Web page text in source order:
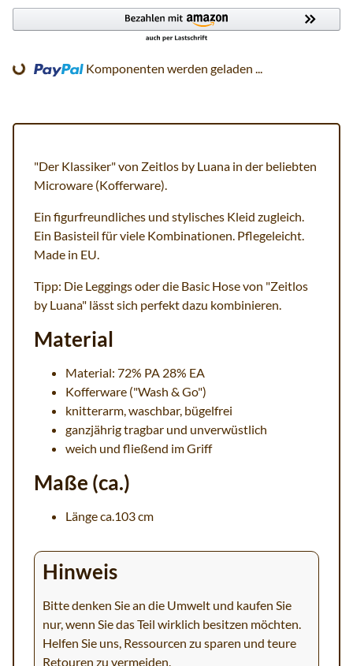
Komponenten werden geladen ...
"Der Klassiker" von Zeitlos by Luana in der beliebten
Microware (Kofferware).
Ein figurfreundliches und stylisches Kleid zugleich.
Ein Basisteil für viele Kombinationen. Pflegeleicht.
Made in EU.
Tipp: Die Leggings oder die Basic Hose von "Zeitlos
by Luana" lässt sich perfekt dazu kombinieren.
Material
Material: 72% PA 28% EA
Kofferware ("Wash & Go")
knitterarm, waschbar, bügelfrei
ganzjährig tragbar und unverwüstlich
weich und fließend im Griff
Maße (ca.)
Länge ca.103 cm
Hinweis
Bitte denken Sie an die Umwelt und kaufen Sie
nur, wenn Sie das Teil wirklich besitzen möchten.
Helfen Sie uns, Ressourcen zu sparen und teure
Retouren zu vermeiden.